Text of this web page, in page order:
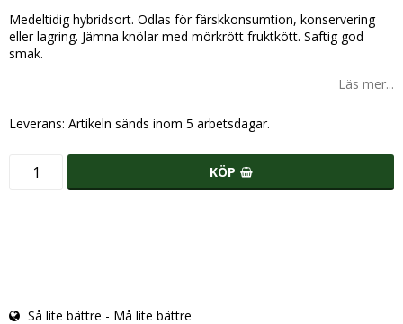
Medeltidig hybridsort. Odlas för färskkonsumtion, konservering
eller lagring. Jämna knölar med mörkrött fruktkött. Saftig god
smak.
Läs mer...
Leverans: Artikeln sänds inom 5 arbetsdagar.
KÖP
Så lite bättre - Må lite bättre